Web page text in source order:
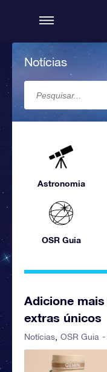
Notícias
Astronomia
OSR Guia
Adicione
extras únicos
Notícias OSR Guia -